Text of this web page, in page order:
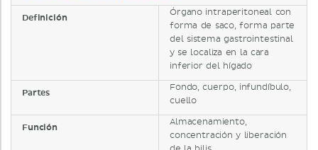
Definición
Órgano intraperitoneal con
forma de saco, forma parte
del sistema gastrointestinal
y se localiza en la cara
inferior del hígado
Partes
Fondo, cuerpo, infundíbulo,
cuello
Función
Almacenamiento,
concentración y liberación